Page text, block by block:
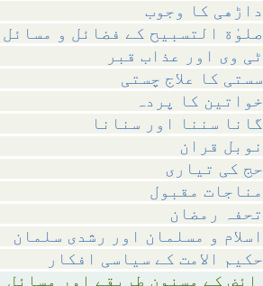
داڑھی کا وجوب
صلوٰة التسبیح کے فضائل و مسائل
ٹی وی اور عذاب قبر
سستی کا علاج چستی
خواتین کا پردہ
گانا سننا اور سنانا
نوبل قران
حج کی تیاری
مناجات مقبول
تحفہ رمضان
اسلام و مسلمان اور رشدی سلمان
حکیم الامت کے سیاسی افکار